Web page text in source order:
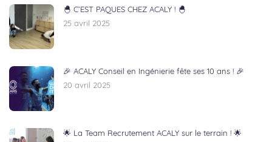
🐣 C’EST PAQUES CHEZ ACALY ! 🐣
25 avril 2025
🎉 ACALY Conseil en Ingénierie fête ses 10 ans ! 🎉
20 avril 2025
🌟 La Team Recrutement ACALY sur le terrain ! 🌟